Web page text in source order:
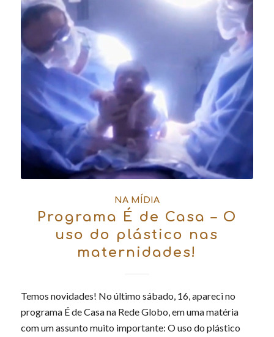
NA MÍDIA
Programa É de Casa – O
uso do plástico nas
maternidades!
Temos novidades! No último sábado, 16, apareci no
programa É de Casa na Rede Globo, em uma matéria
com um assunto muito importante: O uso do plástico